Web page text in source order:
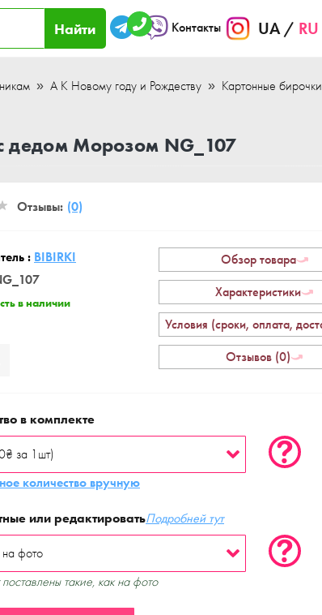
Найти Контакты UA RU
А К Новому году и Рождеству
Картонные бирочки
дедом Морозом NG_107
Отзывы: (0)
: BIBIRKI
в наличии
Обзор товара
Характеристики
Отзывов (0)
в комплекте
количество вручную
или редактироватьПодробней тут
такие, как на фото